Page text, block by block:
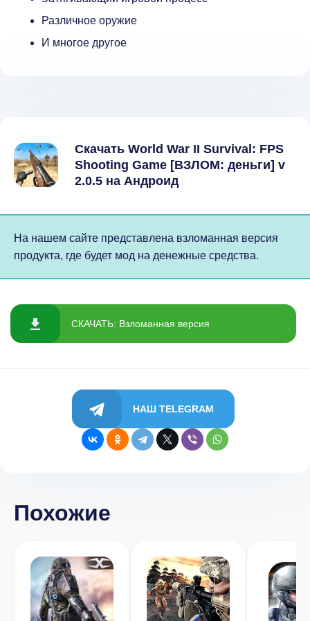
Различное оружие
И многое другое
Скачать World War II Survival: FPS
Shooting Game [ВЗЛОМ: деньги] v
2.0.5 на Андроид
На нашем сайте представлена взломанная версия
продукта, где будет мод на денежные средства.
СКАЧАТЬ: Взломанная версия
НАШ TELEGRAM
Похожие